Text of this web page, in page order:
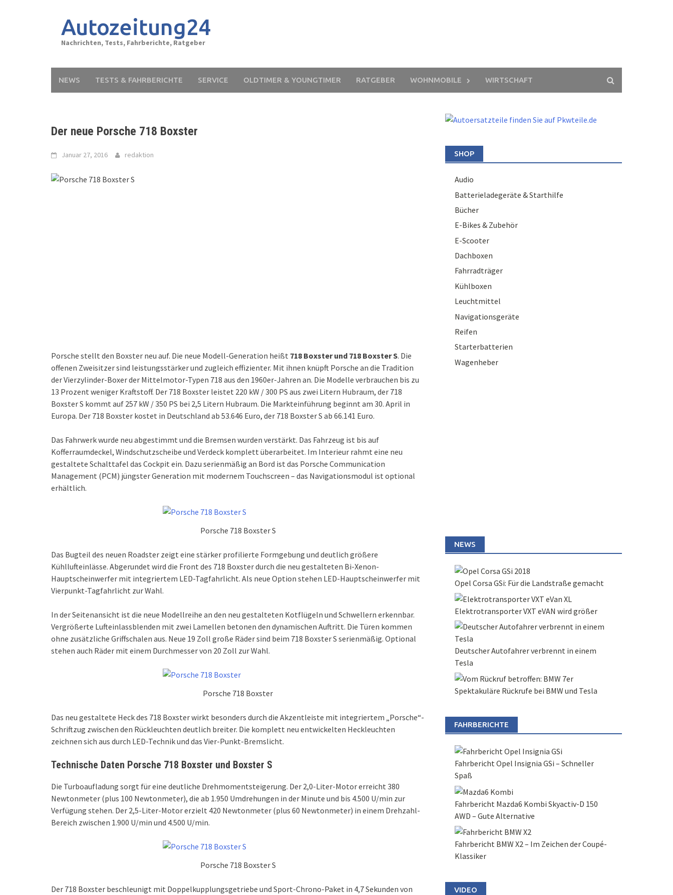
Autozeitung24
Nachrichten, Tests, Fahrberichte, Ratgeber
NEWS TESTS & FAHRBERICHTE SERVICE OLDTIMER & YOUNGTIMER RATGEBER WOHNMOBILE WIRTSCHAFT
Der neue Porsche 718 Boxster
Januar 27, 2016 redaktion
Porsche stellt den Boxster neu auf. Die neue Modell-Generation heißt 718 Boxster und 718 Boxster S. Die
offenen Zweisitzer sind leistungsstärker und zugleich effizienter. Mit ihnen knüpft Porsche an die Tradition
der Vierzylinder-Boxer der Mittelmotor-Typen 718 aus den 1960er-Jahren an. Die Modelle verbrauchen bis zu
13 Prozent weniger Kraftstoff. Der 718 Boxster leistet 220 kW / 300 PS aus zwei Litern Hubraum, der 718
Boxster S kommt auf 257 kW / 350 PS bei 2,5 Litern Hubraum. Die Markteinführung beginnt am 30. April in
Europa. Der 718 Boxster kostet in Deutschland ab 53.646 Euro, der 718 Boxster S ab 66.141 Euro.
Das Fahrwerk wurde neu abgestimmt und die Bremsen wurden verstärkt. Das Fahrzeug ist bis auf
Kofferraumdeckel, Windschutzscheibe und Verdeck komplett überarbeitet. Im Interieur rahmt eine neu
gestaltete Schalttafel das Cockpit ein. Dazu serienmäßig an Bord ist das Porsche Communication
Management (PCM) jüngster Generation mit modernem Touchscreen – das Navigationsmodul ist optional
erhältlich.
Porsche 718 Boxster S
Das Bugteil des neuen Roadster zeigt eine stärker profilierte Formgebung und deutlich größere
Kühllufteinlässe. Abgerundet wird die Front des 718 Boxster durch die neu gestalteten Bi-Xenon-
Hauptscheinwerfer mit integriertem LED-Tagfahrlicht. Als neue Option stehen LED-Hauptscheinwerfer mit
Vierpunkt-Tagfahrlicht zur Wahl.
In der Seitenansicht ist die neue Modellreihe an den neu gestalteten Kotflügeln und Schwellern erkennbar.
Vergrößerte Lufteinlassblenden mit zwei Lamellen betonen den dynamischen Auftritt. Die Türen kommen
ohne zusätzliche Griffschalen aus. Neue 19 Zoll große Räder sind beim 718 Boxster S serienmäßig. Optional
stehen auch Räder mit einem Durchmesser von 20 Zoll zur Wahl.
Porsche 718 Boxster
Das neu gestaltete Heck des 718 Boxster wirkt besonders durch die Akzentleiste mit integriertem „Porsche“-
Schriftzug zwischen den Rückleuchten deutlich breiter. Die komplett neu entwickelten Heckleuchten
zeichnen sich aus durch LED-Technik und das Vier-Punkt-Bremslicht.
Technische Daten Porsche 718 Boxster und Boxster S
Die Turboaufladung sorgt für eine deutliche Drehmomentsteigerung. Der 2,0-Liter-Motor erreicht 380
Newtonmeter (plus 100 Newtonmeter), die ab 1.950 Umdrehungen in der Minute und bis 4.500 U/min zur
Verfügung stehen. Der 2,5-Liter-Motor erzielt 420 Newtonmeter (plus 60 Newtonmeter) in einem Drehzahl-
Bereich zwischen 1.900 U/min und 4.500 U/min.
Porsche 718 Boxster S
Der 718 Boxster beschleunigt mit Doppelkupplungsgetriebe und Sport-Chrono-Paket in 4,7 Sekunden von
SHOP
Audio
Batterieladegeräte & Starthilfe
Bücher
E-Bikes & Zubehör
E-Scooter
Dachboxen
Fahrradträger
Kühlboxen
Leuchtmittel
Navigationsgeräte
Reifen
Starterbatterien
Wagenheber
NEWS
Opel Corsa GSi: Für die Landstraße gemacht
Elektrotransporter VXT eVAN wird größer
Deutscher Autofahrer verbrennt in einem
Tesla
Spektakuläre Rückrufe bei BMW und Tesla
FAHRBERICHTE
Fahrbericht Opel Insignia GSi – Schneller
Spaß
Fahrbericht Mazda6 Kombi Skyactiv-D 150
AWD – Gute Alternative
Fahrbericht BMW X2 – Im Zeichen der Coupé-
Klassiker
VIDEO